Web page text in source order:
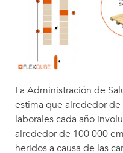
La Administración de
estima que alrededor
laborales cada año
alrededor de 100 000
heridos a causa de las